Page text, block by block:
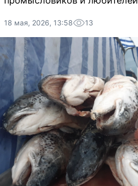
18 мая, 2026, 13:58 13